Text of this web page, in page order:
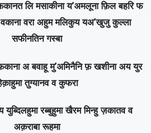
लि मसाकीना य’अमलूना फ़िल बहरि फ
वरा अहुम मलिकुय यअ’खुजु कुल्ला
सफीनतिन गस्बा
अ बवाहू मु’अमिनैनि फ़ खशीना अय युर
तुग्यानव व कुफरा
रब्बुहुमा खैरम मिन्हु ज़कातव व
अक़राबा रूहमा